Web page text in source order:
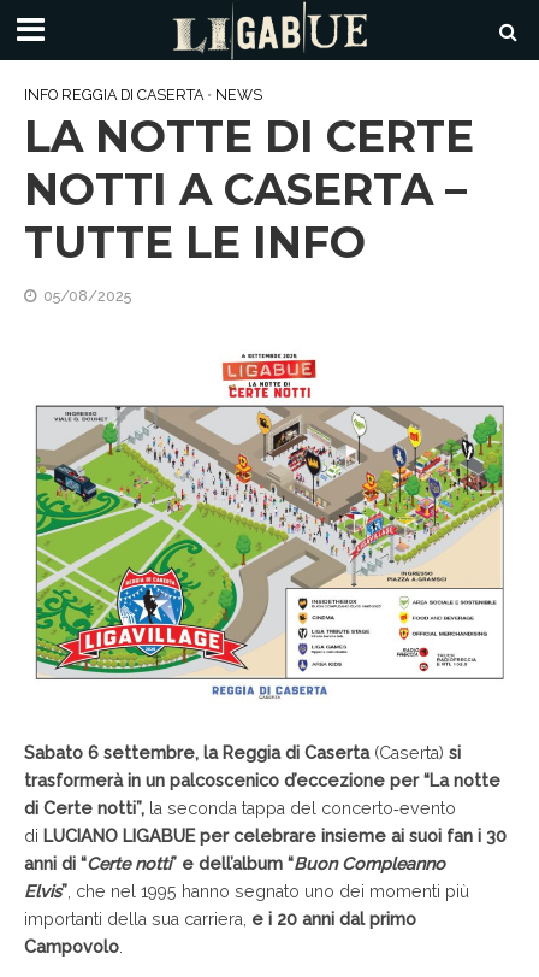
INFO REGGIA DI CASERTA • NEWS
LA NOTTE DI CERTE
NOTTI A CASERTA –
TUTTE LE INFO
05/08/2025
Sabato 6 settembre, la Reggia di Caserta (Caserta) si
trasformerà in un palcoscenico d’eccezione per “La notte
di Certe notti”, la seconda tappa del concerto‐evento
di LUCIANO LIGABUE per celebrare insieme ai suoi fan i 30
anni di “Certe notti” e dell’album “Buon Compleanno
Elvis” che nel 1995 hanno segnato uno dei momenti più
importanti della sua carriera, e i 20 anni dal primo
Campovolo